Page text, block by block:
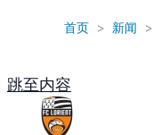
首页 > 新闻 >
跳至内容